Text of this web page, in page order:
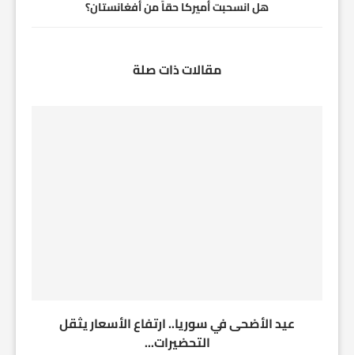
هل انسحبت أميركا حقاً من أفغانستان؟
مقالات ذات صلة
عيد الأضحى في سوريا.. ارتفاع الأسعار يثقل
التحضيرات...